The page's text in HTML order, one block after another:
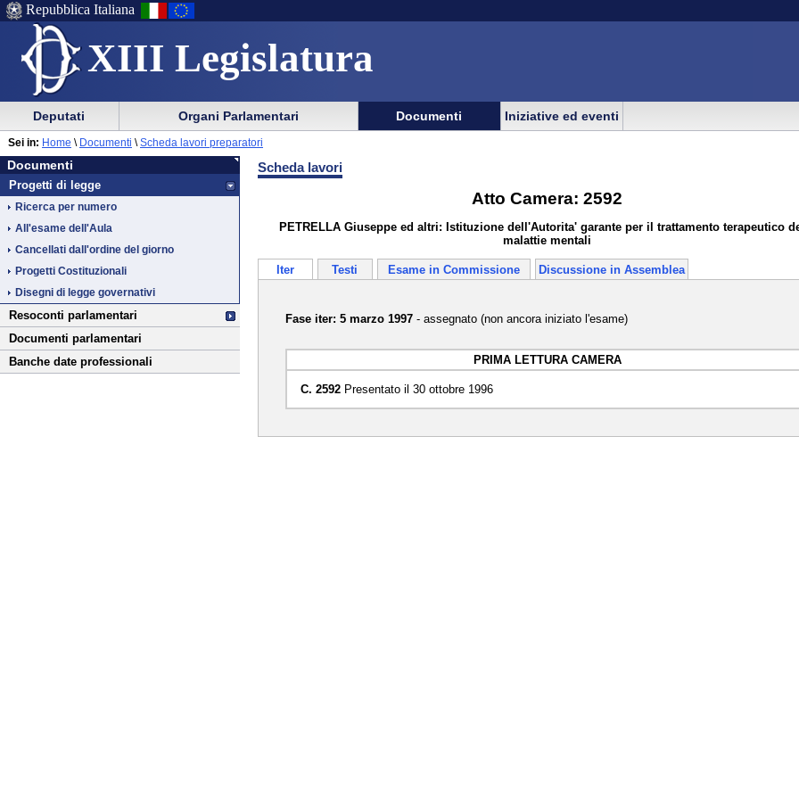
XIII Legislatura
Menu
di
ausilio
alla
navigazione
Menu
di
navigazione
principale
Repubblica Italiana
Menu
di
navigazione
principale
menu
di
sezione
Deputati Organi Parlamentari Documenti Iniziative ed eventi
Documenti
Vai
al
contenuto
Documenti
Progetti di legge
Ricerca per numero
All'esame dell'Aula
Cancellati dall'ordine del giorno
Progetti Costituzionali
Disegni di legge governativi
Resoconti parlamentari
Documenti parlamentari
Banche date professionali
Sei in: Home \ Documenti \ Scheda lavori preparatori
Scheda lavori
Atto Camera: 2592
PETRELLA Giuseppe ed altri: Istituzione dell'Autorita' garante per il trattamento terapeutico
malattie mentali
Iter Testi Esame in Commissione Discussione in Assemblea
Fase iter: 5 marzo 1997- assegnato (non ancora iniziato l'esame)
PRIMA LETTURA CAMERA
C. 2592Presentato il 30 ottobre 1996